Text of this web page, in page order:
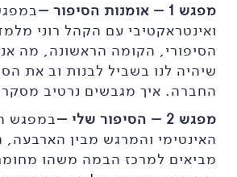
מפגש 1 – אומנות הסיפור –
ואינטראקטיבי עם הקהל רוני
הסיפורי, הקומה הראשונה, מה
שיהיה לנו בשביל לבנות וב את
החברה. איך מגבשים נרטיב
מפגש 2 – הסיפור שלי –
במפגש
האינטימי והמרגש מבין
מביאים למרכז הבמה משהו